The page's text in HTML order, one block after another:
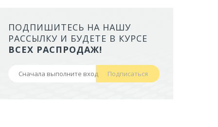
ЛОТОК ALTA ДЛЯ КОШЕК
БОРТАМИ И СЕТКОЙ НА
НОЖКАХ)
ПОДПИШИТЕСЬ НА НАШУ
РАССЫЛКУ И БУДЕТЕ В КУРСЕ
ВСЕХ РАСПРОДАЖ!
Подписаться